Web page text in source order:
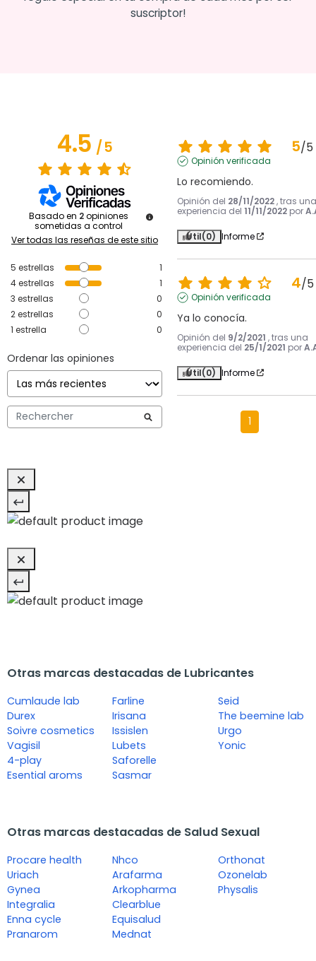
suscriptor!
4.5/5
Basado en 2 opiniones
sometidas a control
Ver todas las reseñas de este sitio
5 estrellas
1
4estrellas
1
3 estrellas
0
2estrellas
0
1 estrella 0
Ordenar las opiniones
5/5
Opinión verificada
Lo recomiendo.
Opinión del 28/11/2022 , tras una
experiencia del 11/11/2022 por
Útil(0) Informe
4/5
Opinión verificada
Ya lo conocía.
Opinión del 9/2/2021 , tras una
experiencia del 25/1/2021 por
Útil(0) Informe
1
Otras marcas destacadas de Lubricantes
Cumlaude lab
Durex
Soivre cosmetics
Vagisil
4-play
Esential aroms
Farline
Irisana
Issislen
Lubets
Saforelle
Sasmar
Seid
The beemine lab
Urgo
Yonic
Otras marcas destacadas de Salud Sexual
Procare health
Uriach
Gynea
Integralia
Enna cycle
Pranarom
Nhco
Arafarma
Arkopharma
Clearblue
Equisalud
Mednat
Orthonat
Ozonelab
Physalis